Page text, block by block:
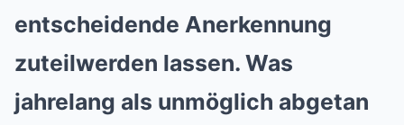
entscheidende Anerkennung
zuteilwerden lassen. Was
jahrelang als unmöglich abgetan